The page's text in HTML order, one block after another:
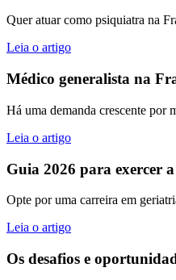
Quer atuar como psiquiatra na
Leia o artigo
Médico generalista na
Há uma demanda crescente por
Leia o artigo
Guia 2026 para exercer
Opte por uma carreira em
Leia o artigo
Os desafios e